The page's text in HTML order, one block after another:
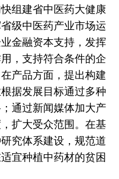
组建省中医药大健康
级中医药产业市场运
金融资本支持，发挥
，支持符合条件的企
产品方面，提出构建
据发展目标通过多种
通过新闻媒体加大产
扩大受众范围。在基
究体系建设，规范道
宜种植中药材的贫困